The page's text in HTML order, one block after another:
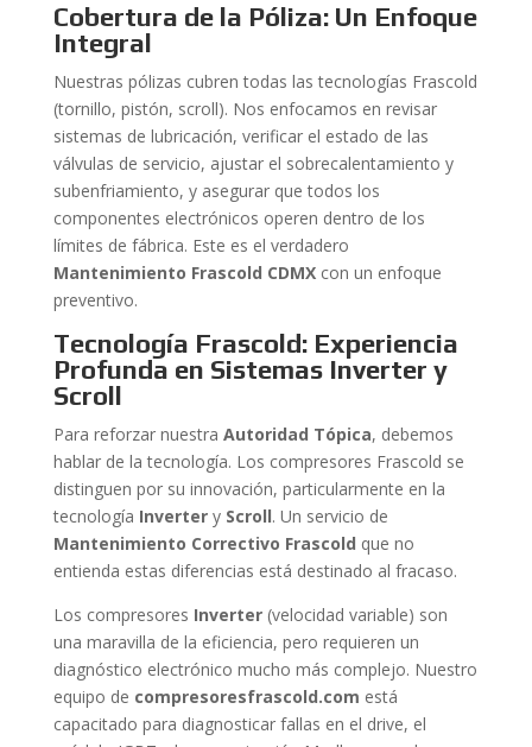
Cobertura de la Póliza: Un Enfoque
Integral
Nuestras pólizas cubren todas las tecnologías Frascold
(tornillo, pistón, scroll). Nos enfocamos en revisar
sistemas de lubricación, verificar el estado de las
válvulas de servicio, ajustar el sobrecalentamiento y
subenfriamiento, y asegurar que todos los
componentes electrónicos operen dentro de los
límites de fábrica. Este es el verdadero
Mantenimiento Frascold CDMXcon un enfoque
preventivo.
Tecnología Frascold: Experiencia
Profunda en Sistemas Inverter y
Scroll
Para reforzar nuestra Autoridad Tópica, debemos
hablar de la tecnología. Los compresores Frascold se
distinguen por su innovación, particularmente en la
tecnología Invertery Scroll. Un servicio de
Mantenimiento Correctivo Frascold que no
entienda estas diferencias está destinado al fracaso.
Los compresores Inverter(velocidad variable) son
una maravilla de la eficiencia, pero requieren un
diagnóstico electrónico mucho más complejo. Nuestro
equipo de compresoresfrascold.com está
capacitado para diagnosticar fallas en el drive, el